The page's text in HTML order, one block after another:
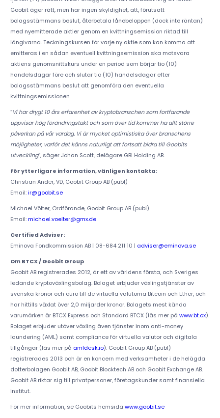
Goobit äger rätt, men har ingen skyldighet, att, förutsatt
bolagsstämmans beslut, återbetala lånebeloppen (dock inte räntan)
med nyemitterade aktier genom en kvittningsemission riktad till
långivarna. Teckningskursen för varje ny aktie som kan komma att
emitteras i en sådan eventuell kvittningsemission ska motsvara
aktiens genomsnittskurs under en period som börjar tio (10)
handelsdagar före och slutar tio (10) handelsdagar efter
bolagsstämmans beslut att genomföra den eventuella
kvittningsemissionen.
“Vi har drygt 10 års erfarenhet av kryptobranschen som fortfarande
uppvisar hög förändringstakt och som över tid kommer ha allt större
påverkan på vår vardag. Vi är mycket optimistiska över branschens
möjligheter, varför det känns naturligt att fortsatt bidra till Goobits
utveckling”, säger Johan Scott, delägare GBI Holding AB.
För ytterligare information, vänligen kontakta:
Christian Ander, VD, Goobit Group AB (publ)
Email:ir@goobit.se
Michael Völter, Ordförande, Goobit Group AB (publ)
Email:michael.voelter@gmx.de
Certified Adviser:
Eminova Fondkommission AB | 08-684 211 10 | adviser@eminova.se
Om BTCX / Goobit Group
Goobit AB registrerades 2012, är ett av världens första, och Sveriges
ledande kryptoväxlingsbolag. Bolaget erbjuder växlingstjänster av
svenska kronor och euro till de virtuella valutorna Bitcoin och Ether, och
har hittills växlat över 2,0 miljarder kronor. Bolagets mest kända
varumärken är BTCX Express och Standard BTCX (läs mer på www.bt.cx).
Bolaget erbjuder utöver växling även tjänster inom anti-money
laundering (AML) samt compliance för virtuella valutor och digitala
tillgångar (läs mer på amldesk.io). Goobit Group AB (publ)
registrerades 2013 och är en koncern med verksamheter i de helägda
dotterbolagen Goobit AB, Goobit Blocktech AB och Goobit Exchange AB.
Goobit AB riktar sig till privatpersoner, företagskunder samt finansiella
institut.
För mer information, se Goobits hemsida www.goobit.se